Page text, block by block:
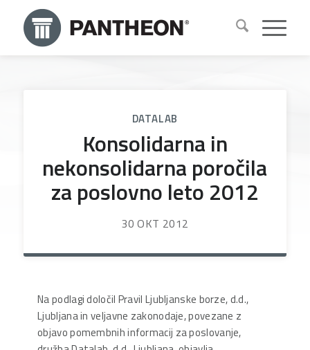
DATALAB
Konsolidarna in
nekonsolidarna poročila
za poslovno leto 2012
30 OKT 2012
Na podlagi določil Pravil Ljubljanske borze, d.d.,
Ljubljana in veljavne zakonodaje, povezane z
objavo pomembnih informacij za poslovanje,